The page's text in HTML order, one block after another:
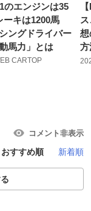
のエンジンは35
ーキは1200馬
ングドライバー
馬力」とは
CARTOP
想
方
コメント非表示
おすすめ順 新着順